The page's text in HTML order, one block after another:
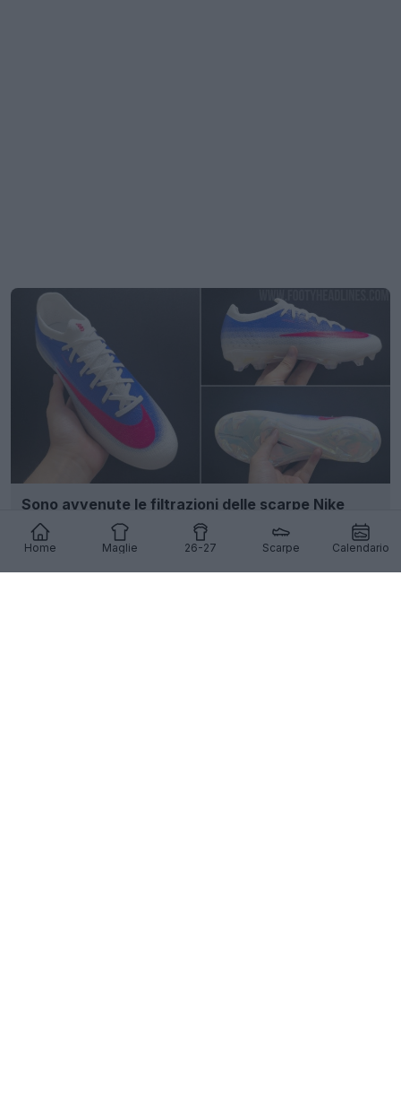
Home Maglie 26-27 Scarpe Calendario
Sono avvenute le filtrazioni delle scarpe Nike
Mercurial Vapor 17 nei colori bianco/blu/rosa
5 1K